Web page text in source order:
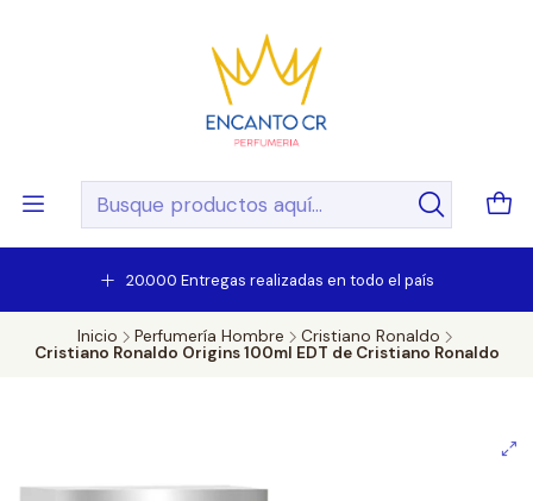
20.000 Entregas realizadas en todo el país
Inicio Perfumería Hombre
Cristiano Ronaldo
Cristiano Ronaldo Origins 100ml EDT de Cristiano Ronaldo